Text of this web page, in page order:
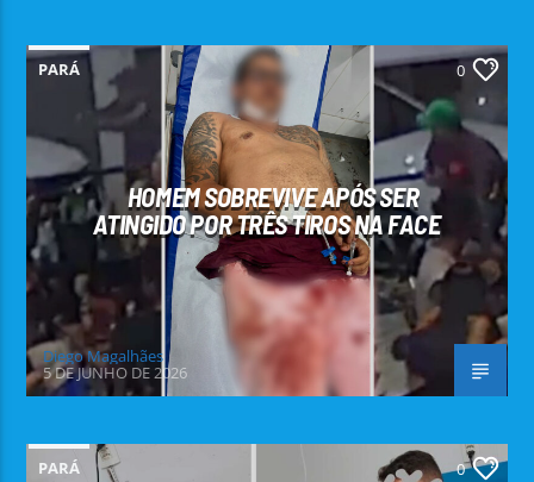
PARÁ 0
HOMEM SOBREVIVE APÓS SER
ATINGIDO POR TRÊS TIROS NA FACE
Diego Magalhães
5 DE JUNHO DE 2026
PARÁ 0